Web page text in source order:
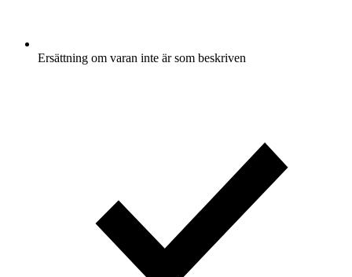
Ersättning om varan inte är som beskriven